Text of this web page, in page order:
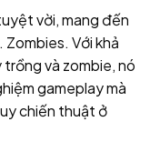
vời, mang đến
Với khả
và zombie, nó
gameplay mà
chiến thuật ở